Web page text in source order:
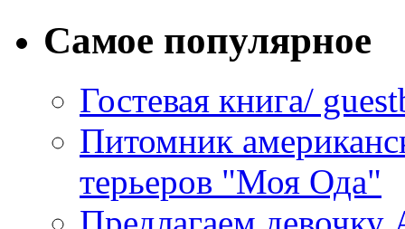
Самое популярное
Гостевая книга/
Питомник
терьеров "Моя Ода"